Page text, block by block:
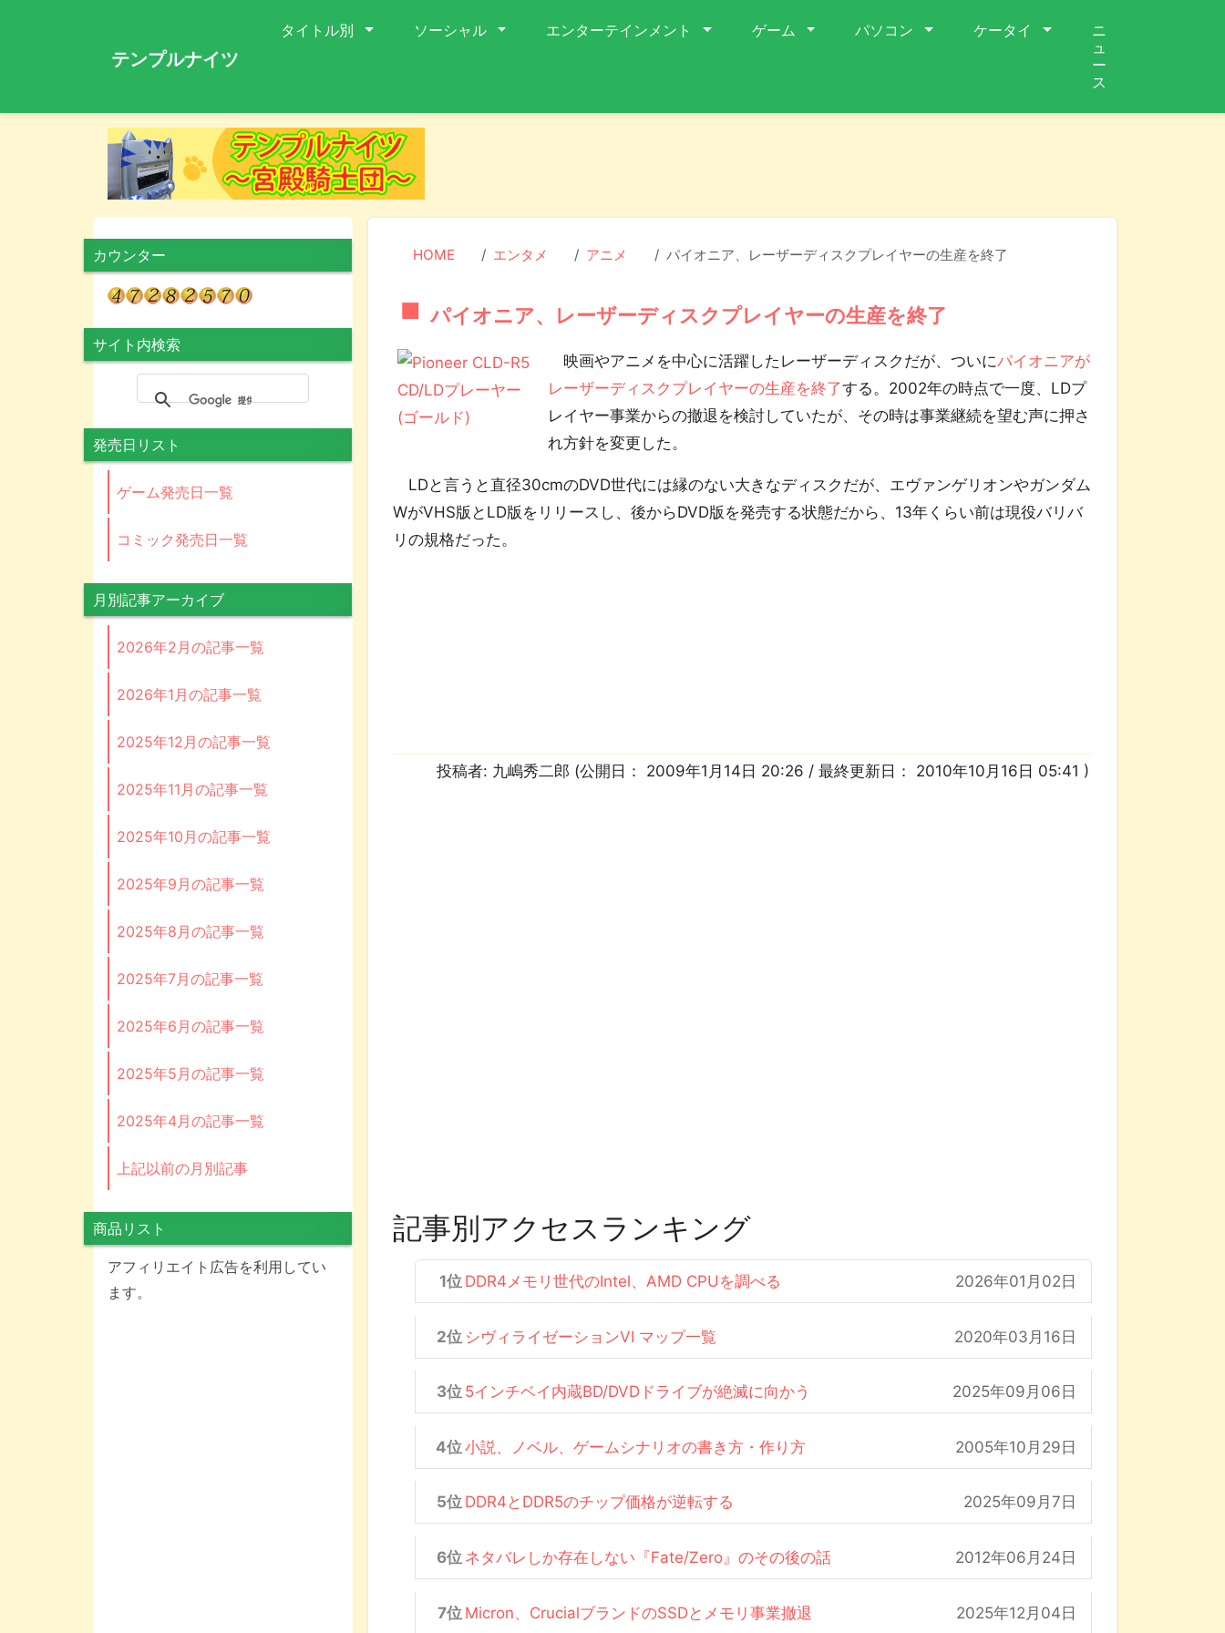
テンプルナイツ
タイトル別 ソーシャル エンターテインメント ゲーム パソコン ケータイ
ニ
ュ
ー
ス
HOME エンタメ アニメ パイオニア、レーザーディスクプレイヤーの生産を終了
パイオニア、レーザーディスクプレイヤーの生産を終了
映画やアニメを中心に活躍したレーザーディスクだが、ついにパイオニアが
レーザーディスクプレイヤーの生産を終了する。2002年の時点で一度、LDプ
レイヤー事業からの撤退を検討していたが、その時は事業継続を望む声に押さ
れ方針を変更した。
LDと言うと直径30cmのDVD世代には縁のない大きなディスクだが、エヴァンゲリオンやガンダム
WがVHS版とLD版をリリースし、後からDVD版を発売する状態だから、13年くらい前は現役バリバ
リの規格だった。
投稿者: 九嶋秀二郎 (公開日： 2009年1月14日 20:26 / 最終更新日： 2010年10月16日 05:41 )
記事別アクセスランキング
DDR4メモリ世代のIntel、AMD CPUを調べる 2026年01月02日
シヴィライゼーションVI マップ一覧 2020年03月16日
5インチベイ内蔵BD/DVDドライブが絶滅に向かう 2025年09月06日
小説、ノベル、ゲームシナリオの書き方・作り方 2005年10月29日
DDR4とDDR5のチップ価格が逆転する 2025年09月7日
ネタバレしか存在しない『Fate/Zero』のその後の話 2012年06月24日
Micron、CrucialブランドのSSDとメモリ事業撤退 2025年12月04日
カウンター
サイト内検索
発売日リスト
ゲーム発売日一覧
コミック発売日一覧
月別記事アーカイブ
2026年2月の記事一覧
2026年1月の記事一覧
2025年12月の記事一覧
2025年11月の記事一覧
2025年10月の記事一覧
2025年9月の記事一覧
2025年8月の記事一覧
2025年7月の記事一覧
2025年6月の記事一覧
2025年5月の記事一覧
2025年4月の記事一覧
上記以前の月別記事
商品リスト
アフィリエイト広告を利用してい
ます。